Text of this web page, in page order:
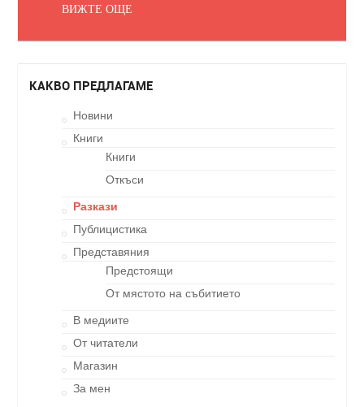
ВИЖТЕ ОЩЕ
КАКВО ПРЕДЛАГАМЕ
Новини
Книги
Книги
Откъси
Разкази
Публицистика
Представяния
Предстоящи
От мястото на събитието
В медиите
От читатели
Магазин
За мен